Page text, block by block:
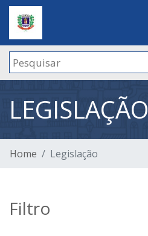
LEGISLAÇÃO
Home Legislação
Filtro